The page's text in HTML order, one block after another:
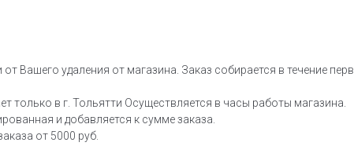
Вашего удаления от магазина. Заказ собирается в течение
только в г. Тольятти Осуществляется в часы работы магазина.
и добавляется к сумме заказа.
от 5000 руб.